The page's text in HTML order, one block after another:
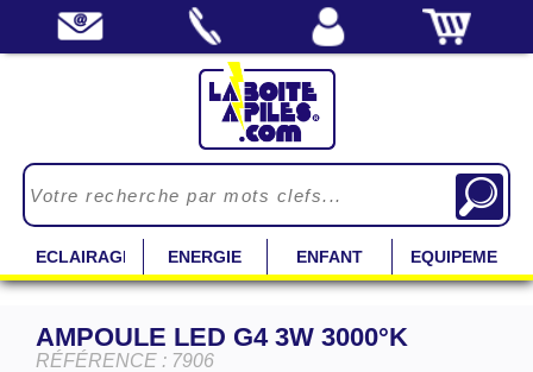
ECLAIRAGE ENERGIE ENFANT EQUIPEMENT
AMPOULE LED G4 3W 3000°K
RÉFÉRENCE : 7906